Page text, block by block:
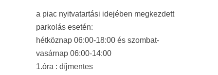
a piac nyitvatartási idejében megkezdett
parkolás esetén:
hétköznap 06:00-18:00 és szombat-
vasárnap 06:00-14:00
1.óra : díjmentes